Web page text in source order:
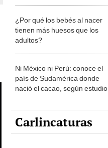
¿Por qué los bebés al nacer
tienen más huesos que los
adultos?
Ni México ni Perú: conoce el
país de Sudamérica donde
nació el cacao, según estudio
Carlincaturas